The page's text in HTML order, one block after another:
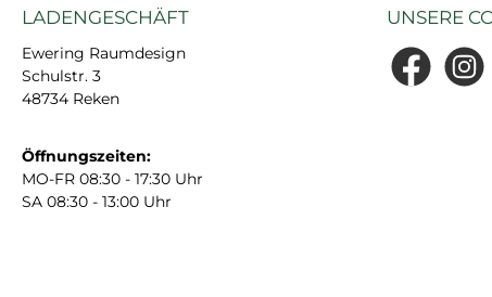
LADENGESCHÄFT
Ewering Raumdesign
Schulstr. 3
48734 Reken
Öffnungszeiten:
MO-FR 08:30 - 17:30 Uhr
SA 08:30 - 13:00 Uhr
UNSERE
Facebook